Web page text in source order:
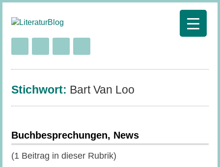
Stichwort: Bart Van Loo
Buchbesprechungen, News
(1 Beitrag in dieser Rubrik)